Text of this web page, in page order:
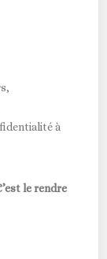
à
le rendre